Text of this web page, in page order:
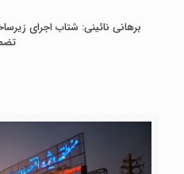
برهانی نائینی: شتاب اجرای